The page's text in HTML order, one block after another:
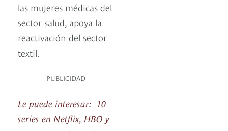
las mujeres médicas del
sector salud, apoya la
reactivación del sector
textil.
PUBLICIDAD
Le puede interesar: 10
series en Netflix, HBO y